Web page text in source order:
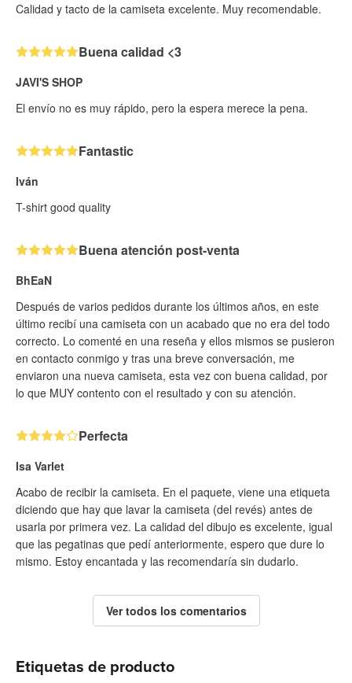
Calidad y tacto de la camiseta excelente. Muy recomendable.
Buena calidad <3
JAVI'S SHOP
El envío no es muy rápido, pero la espera merece la pena.
Fantastic
Iván
T-shirt good quality
Buena atención post-venta
BhEaN
Después de varios pedidos durante los últimos años, en este
último recibí una camiseta con un acabado que no era del todo
correcto. Lo comenté en una reseña y ellos mismos se pusieron
en contacto conmigo y tras una breve conversación, me
enviaron una nueva camiseta, esta vez con buena calidad, por
lo que MUY contento con el resultado y con su atención.
Perfecta
Isa Varlet
Acabo de recibir la camiseta. En el paquete, viene una etiqueta
diciendo que hay que lavar la camiseta (del revés) antes de
usarla por primera vez. La calidad del dibujo es excelente, igual
que las pegatinas que pedí anteriormente, espero que dure lo
mismo. Estoy encantada y las recomendaría sin dudarlo.
Ver todos los comentarios
Etiquetas de producto